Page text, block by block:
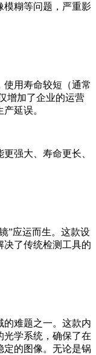
模糊等问题，严重影
用寿命较短（通常
增加了企业的运营
延误。
强大、寿命更长、
”应运而生。这款设
决了传统检测工具的
的难题之一。这款内
光学系统，确保了在
定的图像。无论是锅